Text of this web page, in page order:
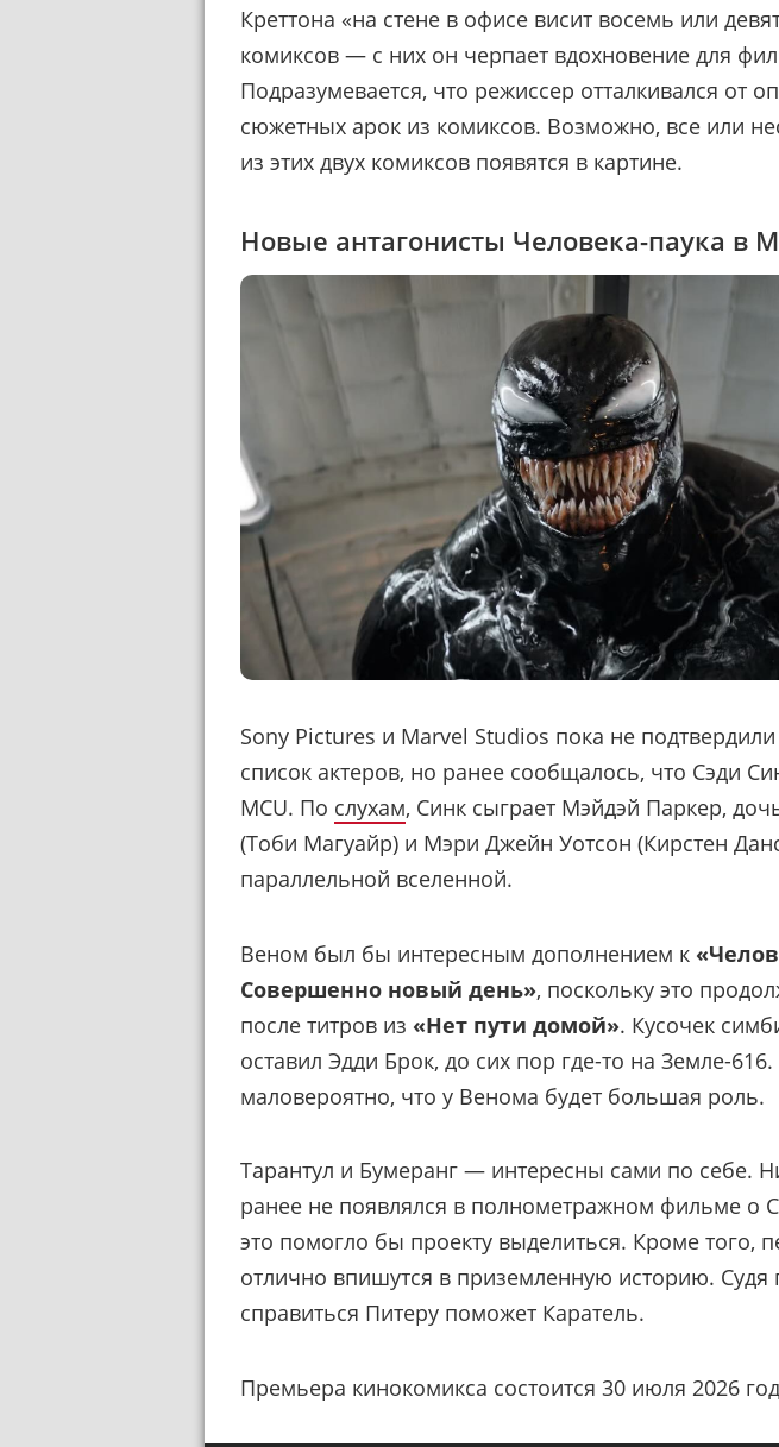
Креттона «на стене в офисе висит восемь или
комиксов — с них он черпает вдохновение для
Подразумевается, что режиссер отталкивался от
сюжетных арок из комиксов. Возможно, все или
из этих двух комиксов появятся в картине.
Новые антагонисты Человека-паука в
Sony Pictures и Marvel Studios пока не подтвердили
список актеров, но ранее сообщалось, что Сэди
MCU. По слухам, Синк сыграет Мэйдэй Паркер,
(Тоби Магуайр) и Мэри Джейн Уотсон (Кирстен
параллельной вселенной.
Веном был бы интересным дополнением к
Совершенно новый день», поскольку это
после титров из «Нет пути домой». Кусочек
оставил Эдди Брок, до сих пор где-то на Земле-
маловероятно, что у Венома будет большая роль.
Тарантул и Бумеранг — интересны сами по себе.
ранее не появлялся в полнометражном фильме о
это помогло бы проекту выделиться. Кроме того,
отлично впишутся в приземленную историю. Судя
справиться Питеру поможет Каратель.
Премьера кинокомикса состоится 30 июля 2026